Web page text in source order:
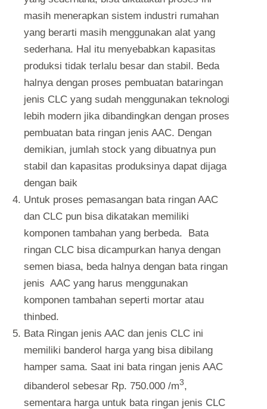
masih menerapkan sistem industri rumahan
yang berarti masih menggunakan alat yang
sederhana. Hal itu menyebabkan kapasitas
produksi tidak terlalu besar dan stabil. Beda
halnya dengan proses pembuatan bataringan
jenis CLC yang sudah menggunakan teknologi
lebih modern jika dibandingkan dengan proses
pembuatan bata ringan jenis AAC. Dengan
demikian, jumlah stock yang dibuatnya pun
stabil dan kapasitas produksinya dapat dijaga
dengan baik
Untuk proses pemasangan bata ringan AAC
dan CLC pun bisa dikatakan memiliki
komponen tambahan yang berbeda. Bata
ringan CLC bisa dicampurkan hanya dengan
semen biasa, beda halnya dengan bata ringan
jenis AAC yang harus menggunakan
komponen tambahan seperti mortar atau
thinbed.
Bata Ringan jenis AAC dan jenis CLC ini
memiliki banderol harga yang bisa dibilang
hamper sama. Saat ini bata ringan jenis AAC
dibanderol sebesar Rp. 750.000 /m3,
sementara harga untuk bata ringan jenis CLC